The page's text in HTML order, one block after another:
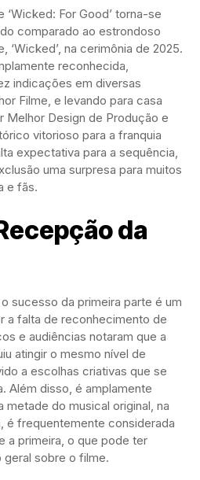
For Good’ torna-se
comparado ao estrondoso
na cerimônia de 2025.
reconhecida,
indicações em diversas
Filme, e levando para casa
Melhor Design de Produção e
vitorioso para a franquia
expectativa para a sequência,
uma surpresa para muitos
e fãs.
da
sucesso da primeira parte é um
a falta de reconhecimento de
e audiências notaram que a
atingir o mesmo nível de
a escolhas criativas que se
Além disso, é amplamente
do musical original, na
é frequentemente considerada
a primeira, o que pode ter
sobre o filme.